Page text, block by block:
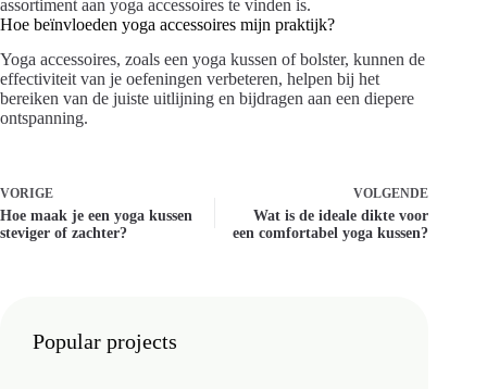
assortiment aan yoga accessoires te vinden is.
Hoe beïnvloeden yoga accessoires mijn praktijk?
Yoga accessoires, zoals een yoga kussen of bolster, kunnen de
effectiviteit van je oefeningen verbeteren, helpen bij het
bereiken van de juiste uitlijning en bijdragen aan een diepere
ontspanning.
VORIGE
Hoe maak je een yoga kussen
steviger of zachter?
VOLGENDE
Wat is de ideale dikte voor
een comfortabel yoga kussen?
Popular projects